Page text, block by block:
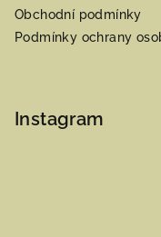
Obchodní podmínky
Podmínky ochrany
Instagram